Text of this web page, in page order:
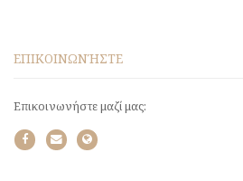
ΕΠΙΚΟΙΝΩΝΉΣΤΕ
Επικοινωνήστε μαζί μας: